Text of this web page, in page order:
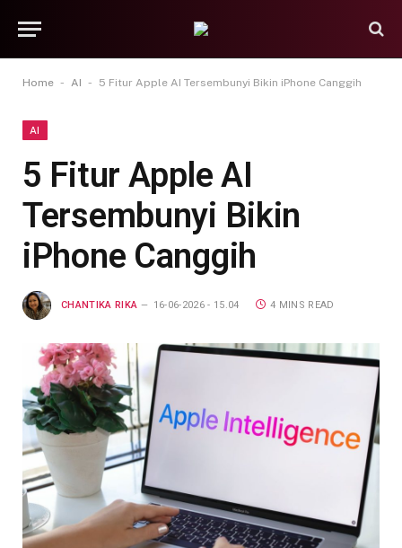
Home - AI - 5 Fitur Apple AI Tersembunyi Bikin iPhone Canggih
AI
5 Fitur Apple AI
Tersembunyi Bikin
iPhone Canggih
CHANTIKA RIKA 16-06-2026 - 15.04 4 MINS READ